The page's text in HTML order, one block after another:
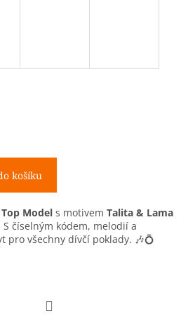
košíku
Top Model s motivem Talita & Lama
číselným kódem, melodií a
pro všechny dívčí poklady. 🎶💍